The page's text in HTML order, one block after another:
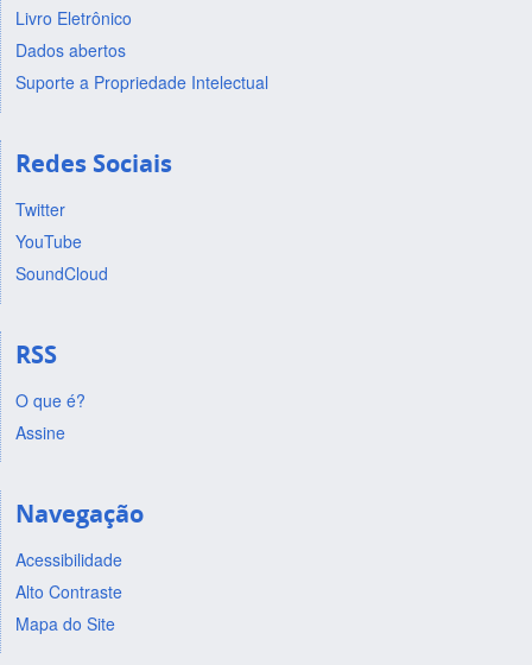
Livro Eletrônico
Dados abertos
Suporte a Propriedade Intelectual
Redes Sociais
Twitter
YouTube
SoundCloud
RSS
O que é?
Assine
Navegação
Acessibilidade
Alto Contraste
Mapa do Site